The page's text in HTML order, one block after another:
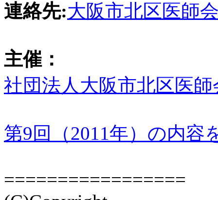
連絡先:大阪市北区医師
主催：
社団法人大阪市北区医師
第9回（2011年）の内容
=================